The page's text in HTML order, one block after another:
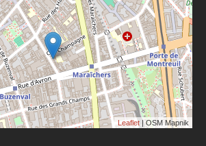
Leaflet | OSM Mapnik